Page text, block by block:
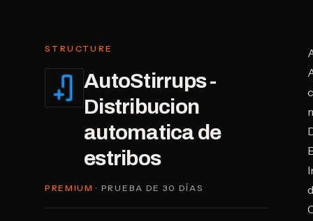
STRUCTURE
AutoStirrups -
Distribucion
automatica de
estribos
PREMIUM · PRUEBA DE 30 DÍAS